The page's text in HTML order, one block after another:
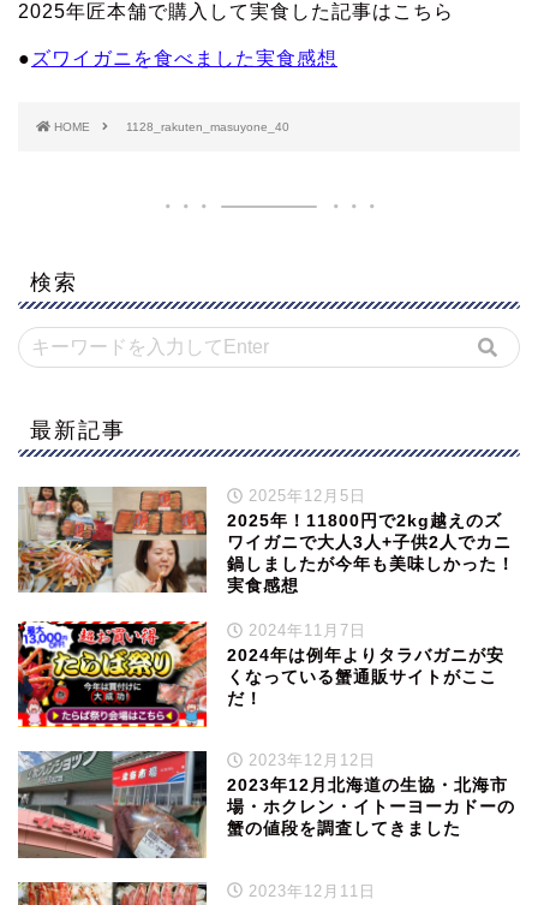
2025年匠本舗で購入して実食した記事はこちら
● ズワイガニを食べました実食感想
HOME 1128_rakuten_masuyone_40
検索
最新記事
2025年12月5日
2025年！11800円で2kg越えのズ
ワイガニで大人3人+子供2人でカニ
鍋しましたが今年も美味しかった！
実食感想
2024年11月7日
2024年は例年よりタラバガニが安
くなっている蟹通販サイトがここ
だ！
2023年12月12日
2023年12月北海道の生協・北海市
場・ホクレン・イトーヨーカドーの
蟹の値段を調査してきました
2023年12月11日